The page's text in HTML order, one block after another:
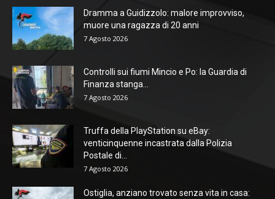
Dramma a Guidizzolo: malore improvviso,
muore una ragazza di 20 anni
7 Agosto 2026
Controlli sui fiumi Mincio e Po: la Guardia di
Finanza stanga...
7 Agosto 2026
Truffa della PlayStation su eBay:
venticinquenne incastrata dalla Polizia
Postale di...
7 Agosto 2026
Ostiglia, anziano trovato senza vita in casa: